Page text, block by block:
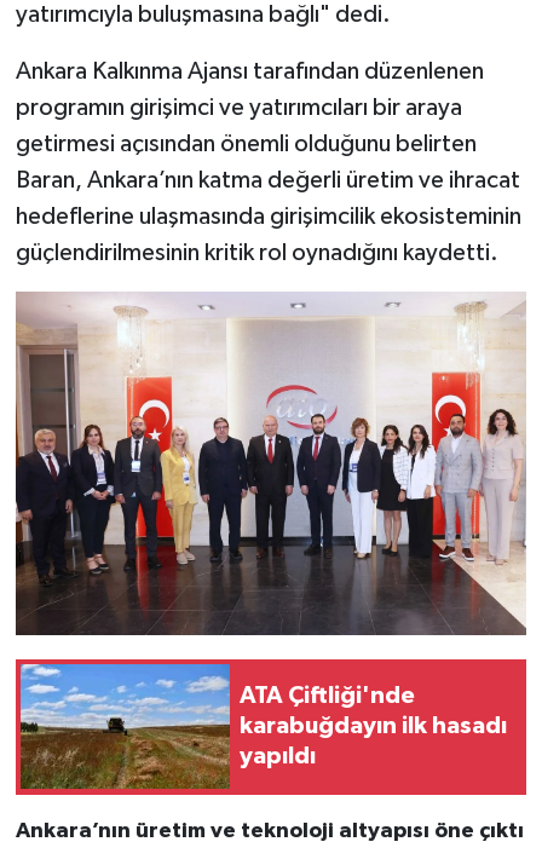
yatırımcıyla buluşmasına bağlı" dedi.
Ankara Kalkınma Ajansı tarafından düzenlenen
programın girişimci ve yatırımcıları bir araya
getirmesi açısından önemli olduğunu belirten
Baran, Ankara’nın katma değerli üretim ve ihracat
hedeflerine ulaşmasında girişimcilik ekosisteminin
güçlendirilmesinin kritik rol oynadığını kaydetti.
ATA Çiftliği'nde
karabuğdayın ilk hasadı
yapıldı
Ankara’nın üretim ve teknoloji altyapısı öne çıktı